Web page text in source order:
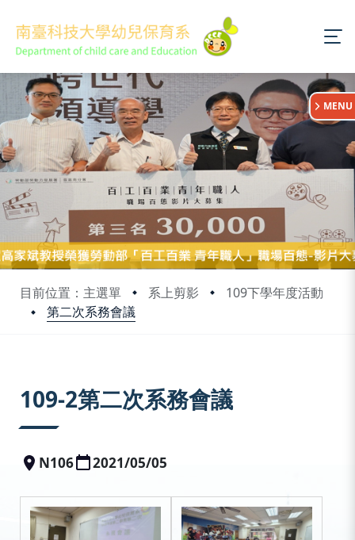
目前位置：主選單 系上剪影
109下學年度活動
第二次系務會議
:::
MENU
109-2第二次系務會議
N106 2021/05/05